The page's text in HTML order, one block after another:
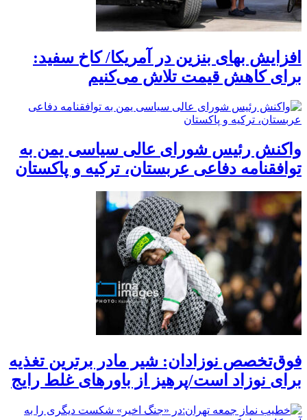
افزایش بهای بنزین در آمریکا/ کاخ سفید:
برای کاهش قیمت تلاش می‌کنیم
واکنش رئیس شورای عالی سیاسی یمن به
توافقنامه دفاعی عربستان، ترکیه و پاکستان
فوق‌تخصص نوزادان: شیر مادر برترین تغذیه
برای نوزاد است/پرهیز از باورهای غلط رایج